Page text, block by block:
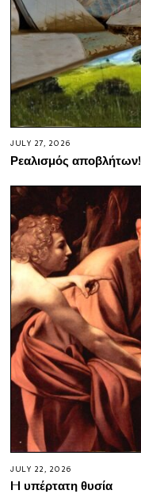
JULY 27, 2026
Ρεαλισμός αποβλήτων!
JULY 22, 2026
H υπέρτατη θυσία